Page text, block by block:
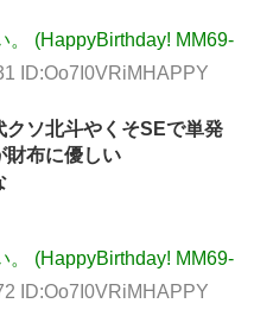
。 (HappyBirthday! MM69-
ID:Oo7I0VRiMHAPPY
ソ北斗やくそSEで単発
財布に優しい
。 (HappyBirthday! MM69-
ID:Oo7I0VRiMHAPPY